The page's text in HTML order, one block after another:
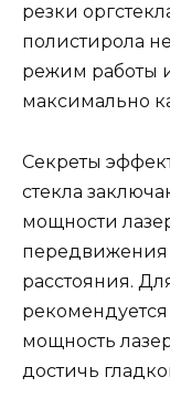
резки
полистирола
режим работы
максимально
Секреты
стекла
мощности
передвижения
расстояния.
мощность
достичь